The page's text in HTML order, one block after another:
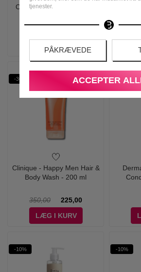
tjenester.
PÅKRÆVEDE
ACCEPTER
Clay Texturizing & Flexible
LÆS MERE
-36%
Clinique - Happy Men Hair &
Body Wash - 200 ml
350,00
225,00
LÆG I KURV
-10% -10%